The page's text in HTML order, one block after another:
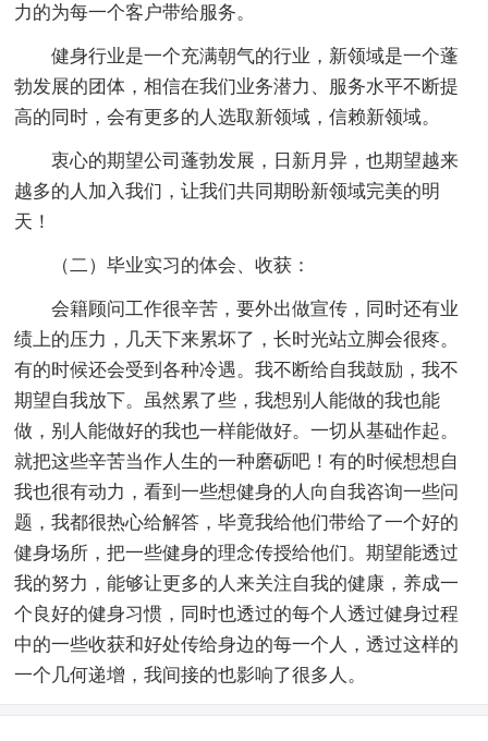
力的为每一个客户带给服务。
健身行业是一个充满朝气的行业，新领域是一个蓬
勃发展的团体，相信在我们业务潜力、服务水平不断提
高的同时，会有更多的人选取新领域，信赖新领域。
衷心的期望公司蓬勃发展，日新月异，也期望越来
越多的人加入我们，让我们共同期盼新领域完美的明
天！
（二）毕业实习的体会、收获：
会籍顾问工作很辛苦，要外出做宣传，同时还有业
绩上的压力，几天下来累坏了，长时光站立脚会很疼。
有的时候还会受到各种冷遇。我不断给自我鼓励，我不
期望自我放下。虽然累了些，我想别人能做的我也能
做，别人能做好的我也一样能做好。一切从基础作起。
就把这些辛苦当作人生的一种磨砺吧！有的时候想想自
我也很有动力，看到一些想健身的人向自我咨询一些问
题，我都很热心给解答，毕竟我给他们带给了一个好的
健身场所，把一些健身的理念传授给他们。期望能透过
我的努力，能够让更多的人来关注自我的健康，养成一
个良好的健身习惯，同时也透过的每个人透过健身过程
中的一些收获和好处传给身边的每一个人，透过这样的
一个几何递增，我间接的也影响了很多人。